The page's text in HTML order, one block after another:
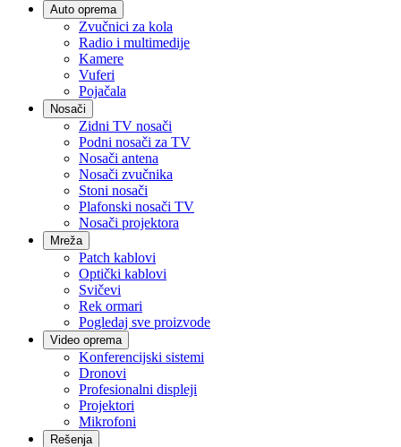
Auto oprema
Zvučnici za kola
Radio i multimedije
Kamere
Vuferi
Pojačala
Nosači
Zidni TV nosači
Podni nosači za TV
Nosači antena
Nosači zvučnika
Stoni nosači
Plafonski nosači TV
Nosači projektora
Mreža
Patch kablovi
Optički kablovi
Svičevi
Rek ormari
Pogledaj sve proizvode
Video oprema
Konferencijski sistemi
Dronovi
Profesionalni displeji
Projektori
Mikrofoni
Rešenja